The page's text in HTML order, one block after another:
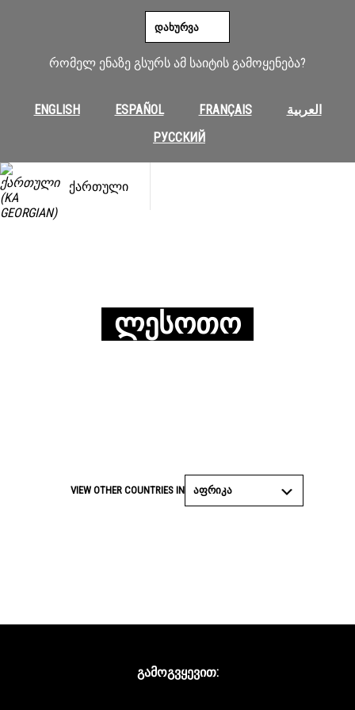
რომელ ენაზე გსურს ამ საიტის გამოყენება?
ENGLISH ESPAÑOL FRANÇAIS
العربية
РУССКИЙ
ᲓᲐᲮᲣᲠᲕᲐ
ᲥᲐᲠᲗᲣᲚᲘ
ᲚᲔᲡᲝᲗᲝ
VIEW OTHER COUNTRIES IN ᲐᲤᲠᲘᲙᲐ
ᲒᲐᲛᲝᲒᲕᲧᲔᲕᲘᲗ: